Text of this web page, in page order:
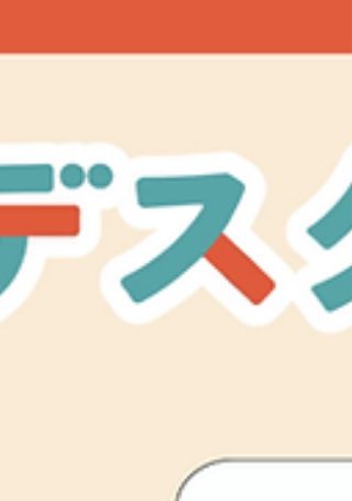
まりください！ スタートラボ｜アドバイザー 千頭 数